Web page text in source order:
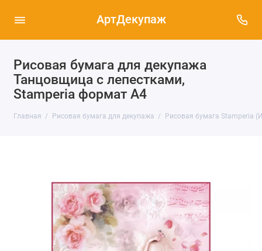
АртДекупаж
Рисовая бумага для декупажа
Танцовщица с лепестками,
Stamperia формат А4
Главная Рисовая бумага для декупажа Рисовая бумага Stamperia